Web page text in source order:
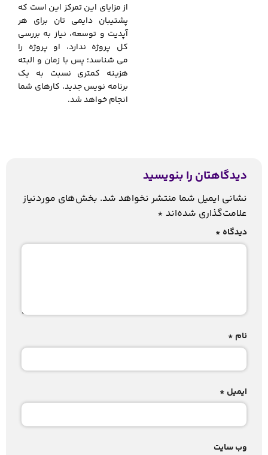
از مزایای این تمرکز این است که
پشتیبان دایمی تان برای هر
آپدیت و توسعه، نیاز به بررسی
کل پروژه ندارد، او پروژه را
می شناسد؛ پس با زمان و البته
هزینه کمتری نسبت به یک
برنامه نویس جدید، کارهای شما
انجام خواهد شد.
دیدگاهتان را بنویسید
نشانی ایمیل شما منتشر نخواهد شد. بخش‌های موردنیاز
علامت‌گذاری شده‌اند *
دیدگاه *
نام *
ایمیل *
وب‌ سایت